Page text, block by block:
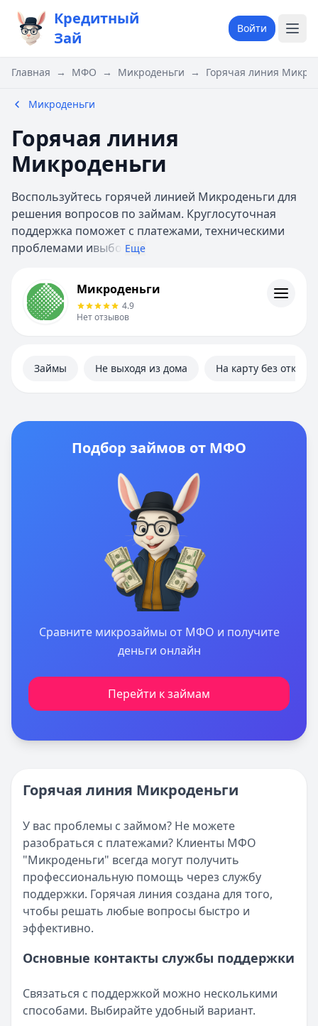
Кредитный
Зай
Войти
Главная → МФО → Микроденьги → Горячая линия
Микроденьги
Горячая линия
Микроденьги
Воспользуйтесь горячей линией Микроденьги для
решения вопросов по займам. Круглосуточная
поддержка поможет с платежами, техническими
проблемами ивыбо Еще
ИнформацияМикроденьги
4.9
Нет отзывов
Займы Не выходя из дома На карту без отказа
Подбор займов от МФО
Сравните микрозаймы от МФО и получите
деньги онлайн
Перейти к займам
Горячая линия Микроденьги
У вас проблемы с займом? Не можете
разобраться с платежами? Клиенты МФО
"Микроденьги" всегда могут получить
профессиональную помощь через службу
поддержки. Горячая линия создана для того,
чтобы решать любые вопросы быстро и
эффективно.
Основные контакты службы поддержки
Связаться с поддержкой можно несколькими
способами. Выбирайте удобный вариант.